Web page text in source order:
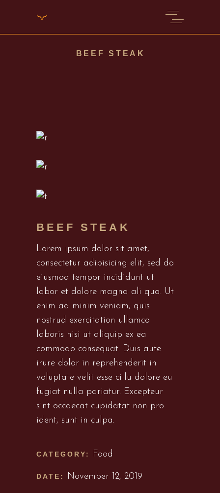
BEEF STEAK
BEEF STEAK
Lorem ipsum dolor sit amet,
consectetur adipisicing elit, sed do
eiusmod tempor incididunt ut
labor et dolore magna ali qua. Ut
enim ad minim veniam, quis
nostrud exercitation ullamco
laboris nisi ut aliquip ex ea
commodo consequat. Duis aute
irure dolor in reprehenderit in
voluptate velit esse cillu dolore eu
fugiat nulla pariatur. Excepteur
sint occaecat cupidatat non pro
ident, sunt in culpa.
CATEGORY: Food
DATE: November 12, 2019